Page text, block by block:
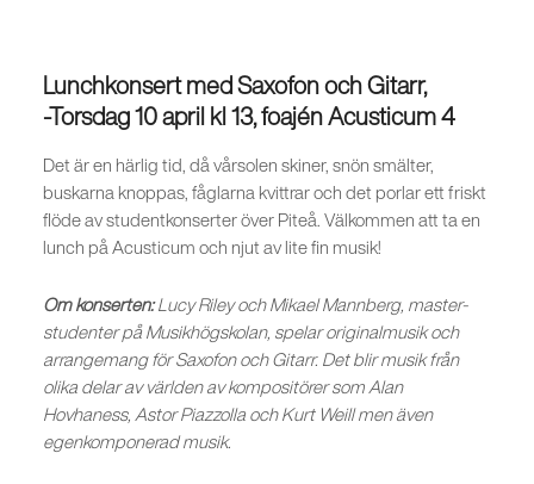
Lunchkonsert med Saxofon och Gitarr,
-Torsdag 10 april kl 13, foajén Acusticum 4
Det är en härlig tid, då vårsolen skiner, snön smälter,
buskarna knoppas, fåglarna kvittrar och det porlar ett friskt
flöde av studentkonserter över Piteå. Välkommen att ta en
lunch på Acusticum och njut av lite fin musik!
Om konserten:Lucy Riley och Mikael Mannberg, master-
studenter på Musikhögskolan, spelar originalmusik och
arrangemang för Saxofon och Gitarr. Det blir musik från
olika delar av världen av kompositörer som Alan
Hovhaness, Astor Piazzolla och Kurt Weill men även
egenkomponerad musik.